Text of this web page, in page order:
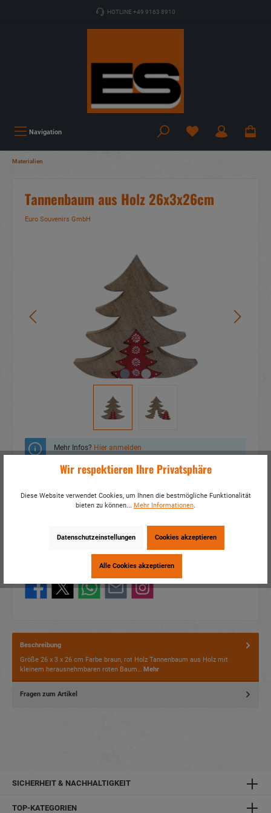
HOTLINE +49 9163 8910
Navigation
Materialien
Tannenbaum aus Holz 26x3x26cm
Euro Souvenirs GmbH
Mehr Infos? Hier anmelden
Zum Merkzettel hinzufügen
Fragen zum Produkt
4014466160747
Dieses Produkt weiterempfehlen:
Beschreibung
Größe 26 x 3 x 26 cm Farbe braun, rot Holz Tannenbaum aus Holz mit
kleinem herausnehmbaren roten Baum… Mehr
Fragen zum Artikel
SICHERHEIT & NACHHALTIGKEIT
TOP-KATEGORIEN
Wir respektieren Ihre Privatsphäre
Diese Website verwendet Cookies, um Ihnen die bestmögliche Funktionalität
bieten zu können... Mehr Informationen.
Datenschutzeinstellungen Cookies akzeptieren
Alle Cookies akzeptieren